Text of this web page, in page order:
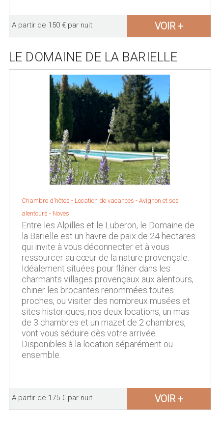
A partir de 150 € par nuit VOIR +
LE DOMAINE DE LA BARIELLE
Chambre d'hôtes - Location de vacances - Avignon et ses
alentours - Noves
Entre les Alpilles et le Luberon, le Domaine de
la Barielle est un havre de paix de 24 hectares
qui invite à vous déconnecter et à vous
ressourcer au cœur de la nature provençale.
Idéalement situées pour flâner dans les
charmants villages provençaux aux alentours,
chiner les brocantes renommées toutes
proches, ou visiter des nombreux musées et
sites historiques, nos deux locations, un mas
de 3 chambres et un mazet de 2 chambres,
vont vous séduire dès votre arrivée.
Disponibles à la location séparément ou
ensemble.
A partir de 175 € par nuit VOIR +